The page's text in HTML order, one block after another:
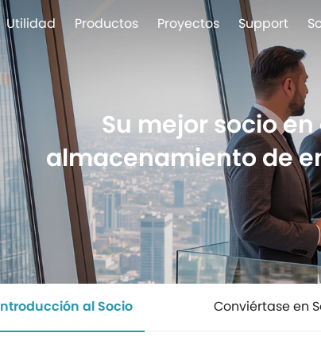
Utilidad Productos Proyectos Support
Su mejor socio
almacenamiento de
Introducción al Socio Conviértase en